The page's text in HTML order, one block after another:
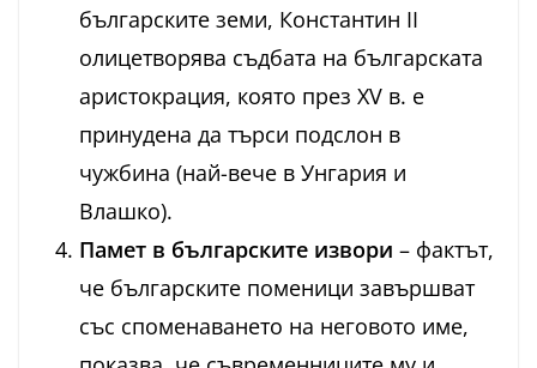
българските земи, Константин II
олицетворява съдбата на българската
аристокрация, която през XV в. е
принудена да търси подслон в
чужбина (най-вече в Унгария и
Влашко).
Памет в българските извори – фактът,
че българските поменици завършват
със споменаването на неговото име,